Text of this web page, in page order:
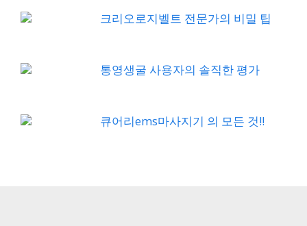
크리오로지벨트 전문가의 비밀 팁
통영생굴 사용자의 솔직한 평가
큐어리ems마사지기 의 모든 것!!